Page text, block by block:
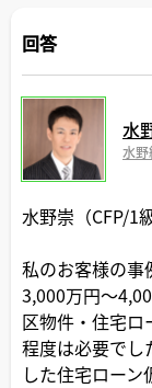
回答
水
水野
水野崇（CFP/1
私のお客様の事
3,000万円〜
区物件・住宅ロ
程度は必要でし
した住宅ローン